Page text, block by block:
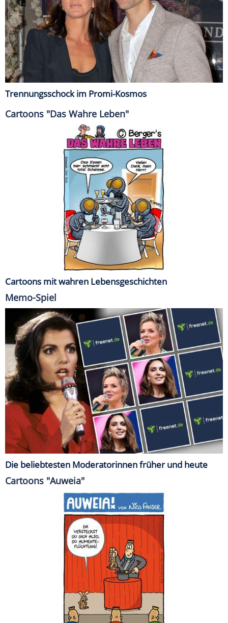
Trennungsschock im Promi-Kosmos
Cartoons "Das Wahre Leben"
Cartoons mit wahren Lebensgeschichten
Memo-Spiel
Die beliebtesten Moderatorinnen früher und heute
Cartoons "Auweia"